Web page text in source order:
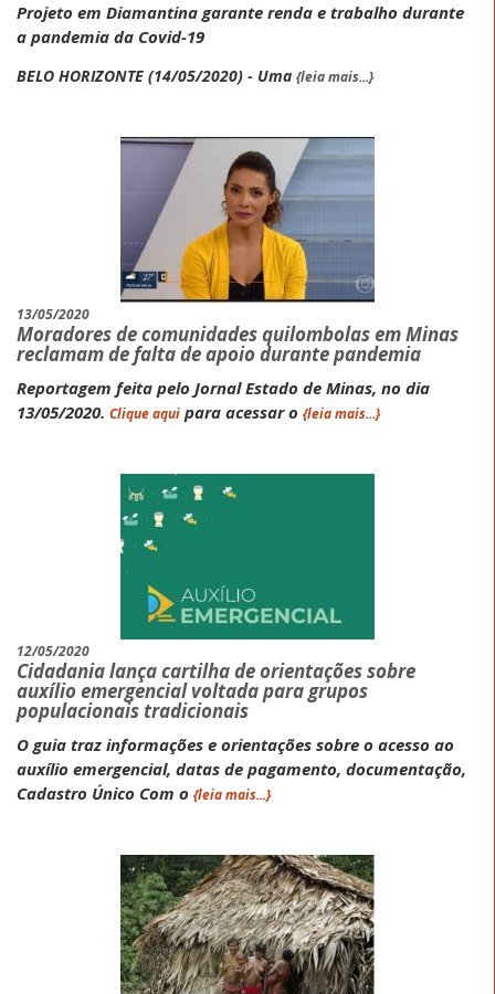
Projeto em Diamantina garante renda e trabalho durante
a pandemia da Covid-19
BELO HORIZONTE (14/05/2020) - Uma {leia mais...}
13/05/2020
Moradores de comunidades quilombolas em Minas
reclamam de falta de apoio durante pandemia
Reportagem feita pelo Jornal Estado de Minas, no dia
13/05/2020. Clique aqui para acessar o {leia mais...}
12/05/2020
Cidadania lança cartilha de orientações sobre
auxílio emergencial voltada para grupos
populacionais tradicionais
O guia traz informações e orientações sobre o acesso ao
auxílio emergencial, datas de pagamento, documentação,
Cadastro Único Com o {leia mais...}